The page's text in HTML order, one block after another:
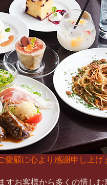
愛顧に心より感謝申し上げ
すお客様から多くの惜し